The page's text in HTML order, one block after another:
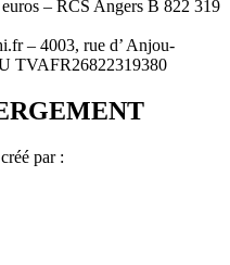
– RCS Angers B 822 319
– 4003, rue d’ Anjou-
TVAFR26822319380
par :